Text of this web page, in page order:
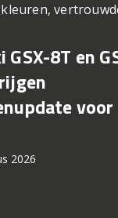
GSX-8T en
voor
2026